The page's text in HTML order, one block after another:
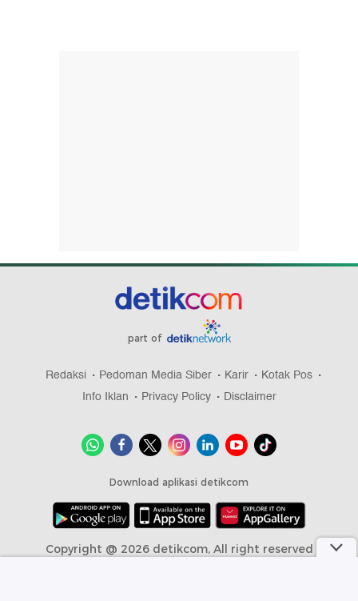
part of
Redaksi Pedoman Media Siber Karir
Kotak Pos
Info Iklan
Privacy Policy Disclaimer
Download aplikasi detikcom
Copyright @ 2026 detikcom, All right reserved